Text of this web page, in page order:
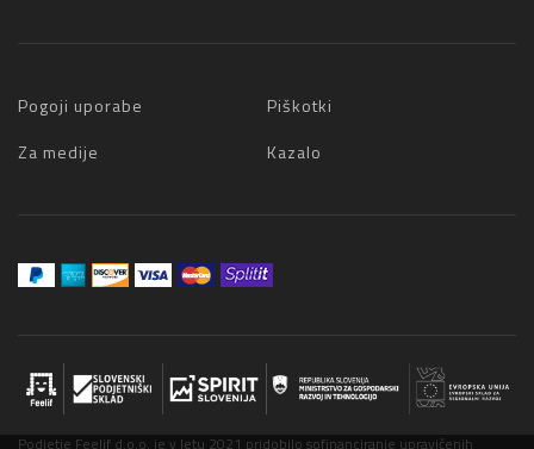
Pogoji uporabe
Piškotki
Za medije
Kazalo
Podjetje Feelif d.o.o. je v letu 2021 pridobilo sofinanciranje upravičenih